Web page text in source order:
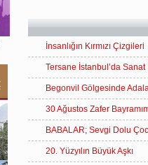
İnsanlığın Kırmızı Çizgileri
Tersane İstanbul’da Sanat
Begonvil Gölgesinde
30 Ağustos Zafer
BABALAR; Sevgi Dolu
20. Yüzyılın Büyük Aşkı